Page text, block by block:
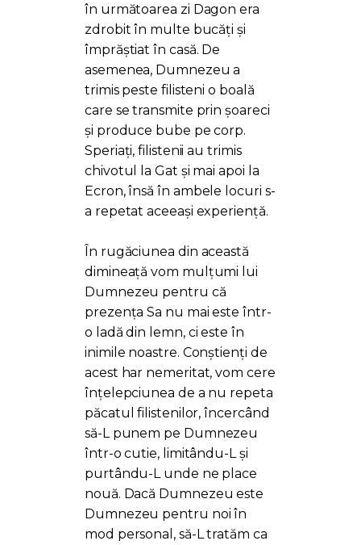
în următoarea zi Dagon era
zdrobit în multe bucăți și
împrăștiat în casă. De
asemenea, Dumnezeu a
trimis peste filisteni o boală
care se transmite prin șoareci
și produce bube pe corp.
Speriați, filistenii au trimis
chivotul la Gat și mai apoi la
Ecron, însă în ambele locuri s-
a repetat aceeași experiență.
În rugăciunea din această
dimineață vom mulțumi lui
Dumnezeu pentru că
prezența Sa nu mai este într-
o ladă din lemn, ci este în
inimile noastre. Conștienți de
acest har nemeritat, vom cere
înțelepciunea de a nu repeta
păcatul filistenilor, încercând
să-L punem pe Dumnezeu
într-o cutie, limitându-L și
purtându-L unde ne place
nouă. Dacă Dumnezeu este
Dumnezeu pentru noi în
mod personal, să-L tratăm ca